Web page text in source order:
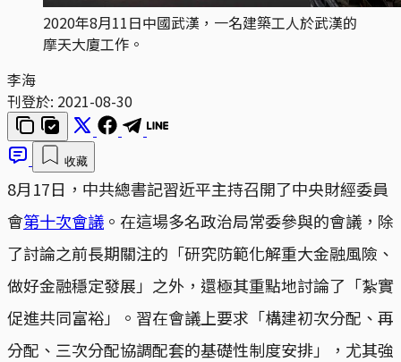
2020年8月11日中國武漢，一名建築工人於武漢的
摩天大廈工作。
李海
刊登於: 2021-08-30
收藏
8月17日，中共總書記習近平主持召開了中央財經委員
會第十次會議 。在這場多名政治局常委參與的會議，除
了討論之前長期關注的「研究防範化解重大金融風險、
做好金融穩定發展」之外，還極其重點地討論了「紮實
促進共同富裕」。習在會議上要求「構建初次分配、再
分配、三次分配協調配套的基礎性制度安排」，尤其強